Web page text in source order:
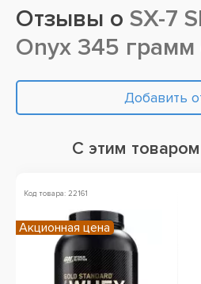
Отзывы о SX-7
Onyx 345 грамм
Добавить
С этим
Код товара: 22161
Акционная цена